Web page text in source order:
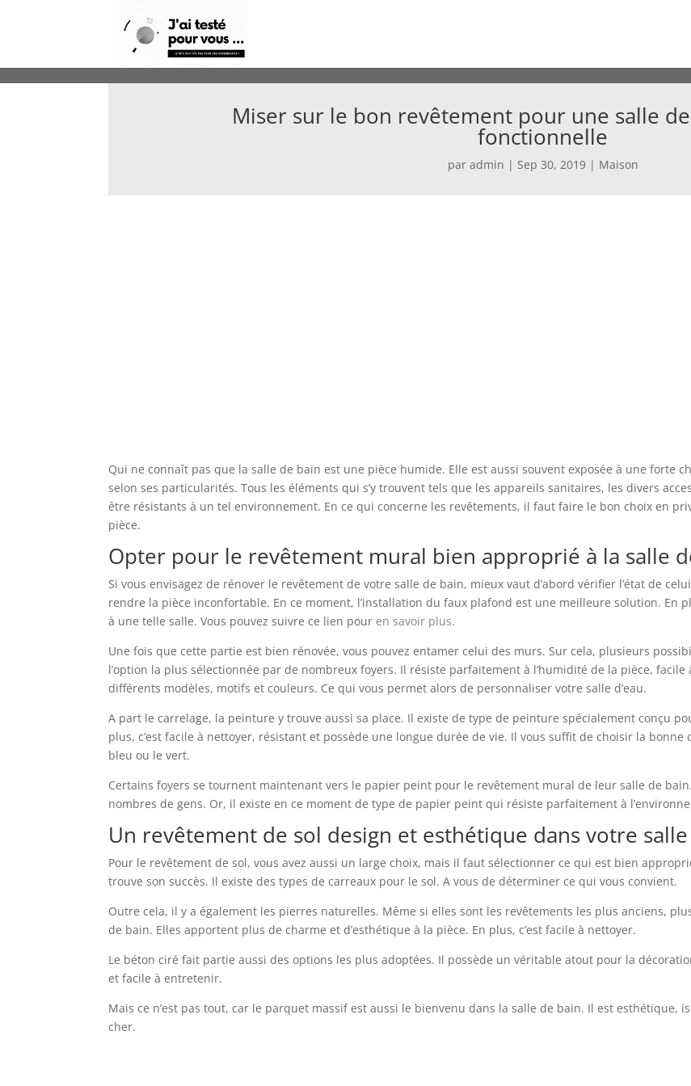
Miser sur le bon revêtement pour une salle
fonctionnelle
par admin | Sep 30, 2019| Maison
Qui ne connaît pas que la salle de bain est une pièce humide. Elle est aussi souvent exposée à une forte
selon ses particularités. Tous les éléments qui s’y trouvent tels que les appareils sanitaires, les divers
être résistants à un tel environnement. En ce qui concerne les revêtements, il faut faire le bon choix en
pièce.
Opter pour le revêtement mural bien approprié à la salle
Si vous envisagez de rénover le revêtement de votre salle de bain, mieux vaut d’abord vérifier l’état de
rendre la pièce inconfortable. En ce moment, l’installation du faux plafond est une meilleure solution. En
à une telle salle. Vous pouvez suivre ce lien pour en savoir plus.
Une fois que cette partie est bien rénovée, vous pouvez entamer celui des murs. Sur cela, plusieurs
l’option la plus sélectionnée par de nombreux foyers. Il résiste parfaitement à l’humidité de la pièce,
différents modèles, motifs et couleurs. Ce qui vous permet alors de personnaliser votre salle d’eau.
A part le carrelage, la peinture y trouve aussi sa place. Il existe de type de peinture spécialement conçu
plus, c’est facile à nettoyer, résistant et possède une longue durée de vie. Il vous suffit de choisir la bonne
bleu ou le vert.
Certains foyers se tournent maintenant vers le papier peint pour le revêtement mural de leur salle de
nombres de gens. Or, il existe en ce moment de type de papier peint qui résiste parfaitement à
Un revêtement de sol design et esthétique dans votre
Pour le revêtement de sol, vous avez aussi un large choix, mais il faut sélectionner ce qui est bien
trouve son succès. Il existe des types de carreaux pour le sol. A vous de déterminer ce qui vous convient.
Outre cela, il y a également les pierres naturelles. Même si elles sont les revêtements les plus anciens,
de bain. Elles apportent plus de charme et d’esthétique à la pièce. En plus, c’est facile à nettoyer.
Le béton ciré fait partie aussi des options les plus adoptées. Il possède un véritable atout pour la
et facile à entretenir.
Mais ce n’est pas tout, car le parquet massif est aussi le bienvenu dans la salle de bain. Il est esthétique,
cher.